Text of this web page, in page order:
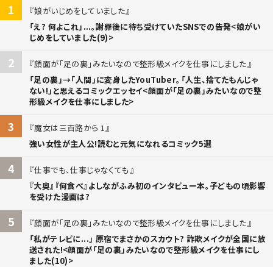
1
娘がいじめをしていました
「え? 何よこれ」...。謝罪後に待ち受けていたSNSでの告発<娘がい
じめをしていました(9)>
2
顔面が「足の裏」みたいなので整形級メイクを仕事にしました
「足の裏」→「人間」に変身したYouTuber。「人生、捨てたもんじゃ
ない!」と思えるコミックエッセイ<顔面が「足の裏」みたいなので整
形級メイクを仕事にしました>
3
魔女は三百路から 1
強い女性が主人公!読むと元気になれるコミック5選
4
仕事でも、仕事じゃなくても
『大奥』『何食べ』よしながふみ初のインタビュー本。子どもの頃影響
を受けた漫画は?
5
顔面が「足の裏」みたいなので整形級メイクを仕事にしました
「私がテレビに...」 原宿でまさかのスカウト? 詐欺メイクが全国に放
送された!<顔面が「足の裏」みたいなので整形級メイクを仕事にし
ました(10)>